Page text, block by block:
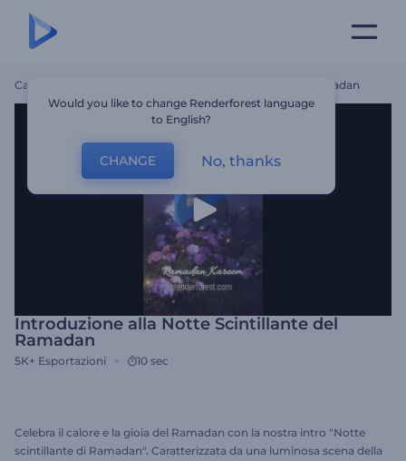
Casa Introduzione Alla Notte Scintillante Del Ramadan
Introduzione alla Notte Scintillante del
Ramadan
5K+ Esportazioni 10 sec
Celebra il calore e la gioia del Ramadan con la nostra intro "Notte
scintillante di Ramadan". Caratterizzata da una luminosa scena della
Would you like to change Renderforest language
to English?
CHANGE No, thanks